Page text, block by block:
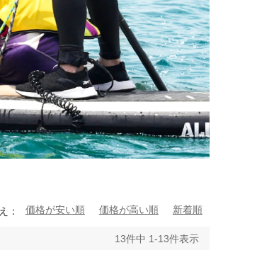
価格が安い順 価格が高い順 新着順
13件中 1-13件表示